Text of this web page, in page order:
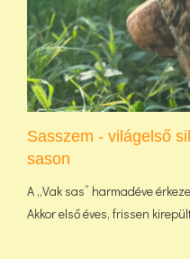
Sasszem - világelső
sason
A „Vak sas” harmadéve
Akkor első éves, frissen